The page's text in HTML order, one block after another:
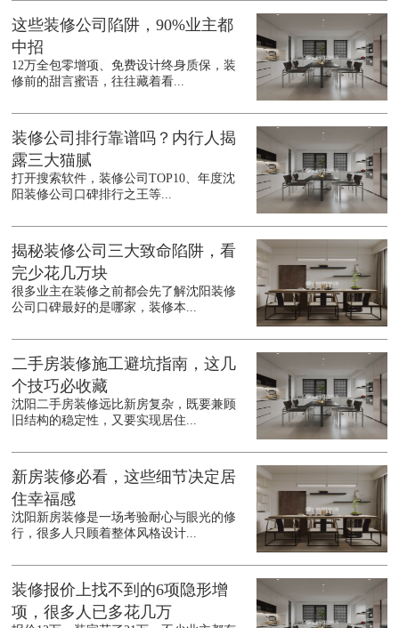
这些装修公司陷阱，90%业主都
中招
12万全包零增项、免费设计终身质保，装
修前的甜言蜜语，往往藏着看...
装修公司排行靠谱吗？内行人揭
露三大猫腻
打开搜索软件，装修公司TOP10、年度沈
阳装修公司口碑排行之王等...
揭秘装修公司三大致命陷阱，看
完少花几万块
很多业主在装修之前都会先了解沈阳装修
公司口碑最好的是哪家，装修本...
二手房装修施工避坑指南，这几
个技巧必收藏
沈阳二手房装修远比新房复杂，既要兼顾
旧结构的稳定性，又要实现居住...
新房装修必看，这些细节决定居
住幸福感
沈阳新房装修是一场考验耐心与眼光的修
行，很多人只顾着整体风格设计...
装修报价上找不到的6项隐形增
项，很多人已多花几万